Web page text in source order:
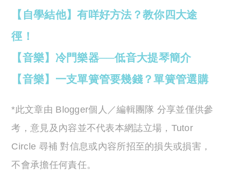
【自學結他】有咩好方法？教你四大途
徑！
【音樂】冷門樂器──低音大提琴簡介
【音樂】一支單簧管要幾錢？單簧管選購
*此文章由 Blogger個人／編輯團隊 分享並僅供參
考，意見及內容並不代表本網誌立場，Tutor
Circle 尋補 對信息或內容所招至的損失或損害，
不會承擔任何責任。